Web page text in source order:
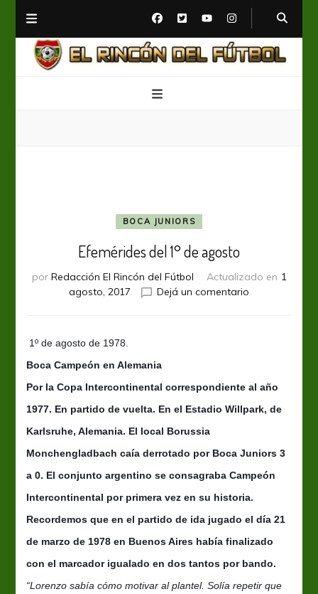
BOCA JUNIORS
Efemérides del 1° de agosto
por Redacción El Rincón del Fútbol Actualizado en 1
agosto, 2017
Dejá un comentario
1º de agosto de 1978.
Boca Campeón en Alemania
Por la Copa Intercontinental correspondiente al año
1977. En partido de vuelta. En el Estadio Willpark, de
Karlsruhe, Alemania. El local Borussia
Monchengladbach caía derrotado por Boca Juniors 3
a 0. El conjunto argentino se consagraba Campeón
Intercontinental por primera vez en su historia.
Recordemos que en el partido de ida jugado el día 21
de marzo de 1978 en Buenos Aires había finalizado
con el marcador igualado endos tantos por bando.
“Lorenzo sabía cómo motivar al plantel. Solía repetir que